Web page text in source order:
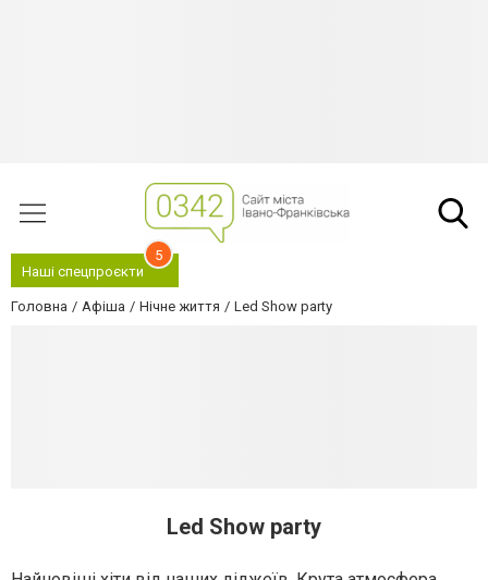
Наші спецпроєкти
5
Головна Афіша Нічне життя Led Show party
Led Show party